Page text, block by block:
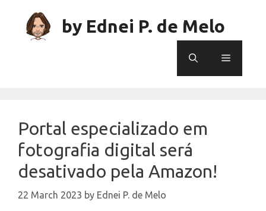
content
by Ednei P. de Melo
Menu
Portal especializado em
fotografia digital será
desativado pela Amazon!
22 March 2023 by Ednei P. de Melo